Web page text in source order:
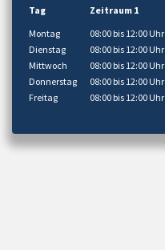
Tag Zeitraum 1
Montag
08:00 bis 12:00 Uhr
Dienstag
08:00 bis 12:00 Uhr
Mittwoch
08:00 bis 12:00 Uhr
Donnerstag
08:00 bis 12:00 Uhr
Freitag
08:00 bis 12:00 Uhr